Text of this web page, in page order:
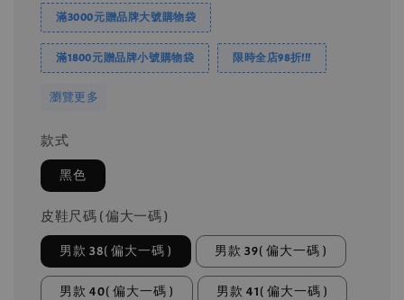
滿3000元贈品牌大號購物袋
滿1800元贈品牌小號購物袋 限時全店98折!!!
瀏覽更多
款式
黑色
皮鞋尺碼 ( 偏大一碼 )
男款 38( 偏大一碼 ) 男款 39( 偏大一碼 )
男款 40( 偏大一碼 ) 男款 41( 偏大一碼 )